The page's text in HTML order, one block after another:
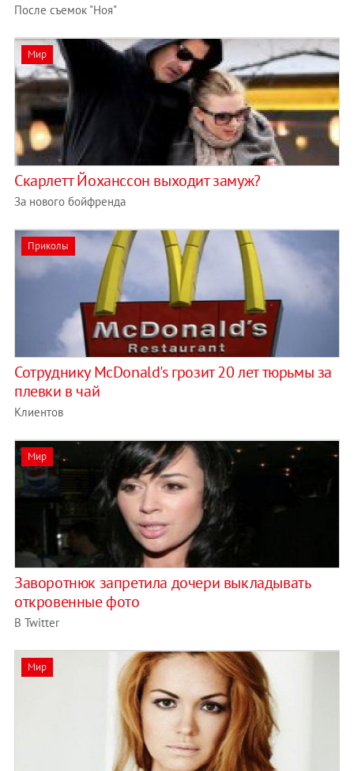
После съемок "Ноя"
Мир
Скарлетт Йоханссон выходит замуж?
За нового бойфренда
Приколы
Сотруднику McDonald's грозит 20 лет тюрьмы за
плевки в чай
Клиентов
Мир
Заворотнюк запретила дочери выкладывать
откровенные фото
В Twitter
Мир